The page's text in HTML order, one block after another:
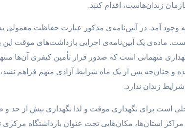
زندان‌هاست، اقدام کنند.
نیز به وجود آمد. در آیین‌نامه‌ی مذکور عبارت حفاظت
استفاده از سیم‌خاردار در اطراف آن موضوع ماده‌ی ۱۲ است. ماده‌ی یک آیین‌نامه‌ی
مخصوص نگهداری متهمانی است که صدور قرار تأمین کیفری
تبصره‌ی ماده‌ی ۲، یک ماه قید شده و چنان‌چه پس از یک ماه شرایط آزادی
زندان ندارد.
است برای نگهداری موقت و لذا نگهداری بیش از حد و
استان‌ها، مکان‌هایی تحت عنوان بازداشتگاه